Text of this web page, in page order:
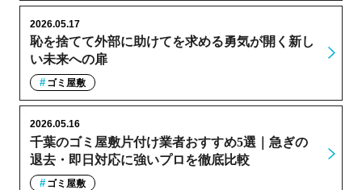
恥を捨てて外部に助けてを求める勇気が開く新し
い未来への扉
2026.05.17
ゴミ屋敷
千葉のゴミ屋敷片付け業者おすすめ5選｜急ぎの
退去・即日対応に強いプロを徹底比較
2026.05.16
ゴミ屋敷